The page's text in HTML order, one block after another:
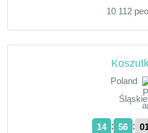
10 112
Poland
Śląskie
14 : 56 :